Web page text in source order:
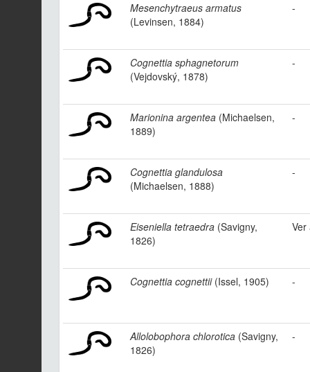
Mesenchytraeus armatus
(Levinsen, 1884)
-
Cognettia sphagnetorum
(Vejdovský, 1878)
-
Marionina argentea (Michaelsen,
1889)
-
Cognettia glandulosa
(Michaelsen, 1888)
-
Eiseniella tetraedra (Savigny,
1826)
Ver
Cognettia cognettii(Issel, 1905) -
Allolobophora chlorotica (Savigny,
1826)
-